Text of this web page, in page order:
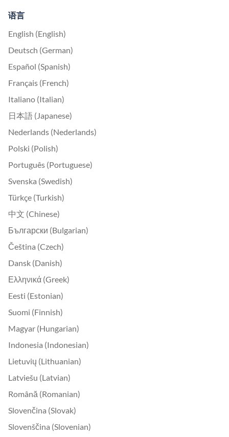
语言
English (English)
Deutsch (German)
Español (Spanish)
Français (French)
Italiano (Italian)
日本語 (Japanese)
Nederlands (Nederlands)
Polski (Polish)
Português (Portuguese)
Svenska (Swedish)
Türkçe (Turkish)
中文 (Chinese)
Български (Bulgarian)
Čeština (Czech)
Dansk (Danish)
Ελληνικά (Greek)
Eesti (Estonian)
Suomi (Finnish)
Magyar (Hungarian)
Indonesia (Indonesian)
Lietuvių (Lithuanian)
Latviešu (Latvian)
Română (Romanian)
Slovenčina (Slovak)
Slovenščina (Slovenian)